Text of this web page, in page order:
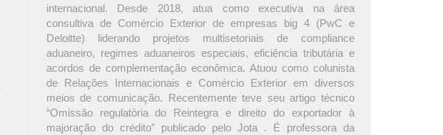
internacional. Desde 2018, atua como executiva na área
consultiva de Comércio Exterior de empresas big 4 (PwC e
Deloitte) liderando projetos multisetoriais de compliance
aduaneiro, regimes aduaneiros especiais, eficiência tributária e
acordos de complementação econômica. Atuou como colunista
de Relações Internacionais e Comércio Exterior em diversos
meios de comunicação. Recentemente teve seu artigo técnico
“Omissão regulatória do Reintegra e direito do exportador à
majoração do crédito” publicado pelo Jota . É professora da